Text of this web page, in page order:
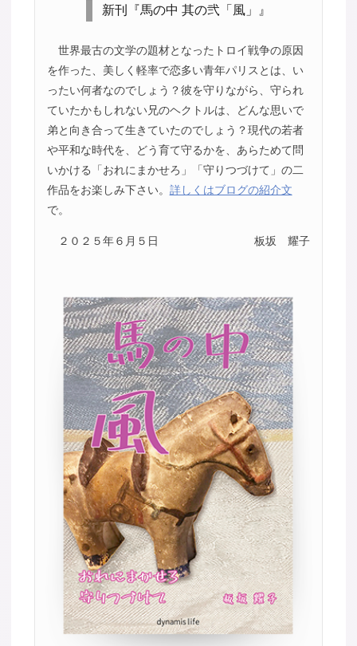
新刊『馬の中 其の弐「風」』
世界最古の文学の題材となったトロイ戦争の原因
を作った、美しく軽率で恋多い青年パリスとは、い
ったい何者なのでしょう？彼を守りながら、守られ
ていたかもしれない兄のヘクトルは、どんな思いで
弟と向き合って生きていたのでしょう？現代の若者
や平和な時代を、どう育て守るかを、あらためて問
いかける「おれにまかせろ」「守りつづけて」の二
作品をお楽しみ下さい。 詳しくはブログの紹介文
で。
２０２５年６月５日 板坂 耀子